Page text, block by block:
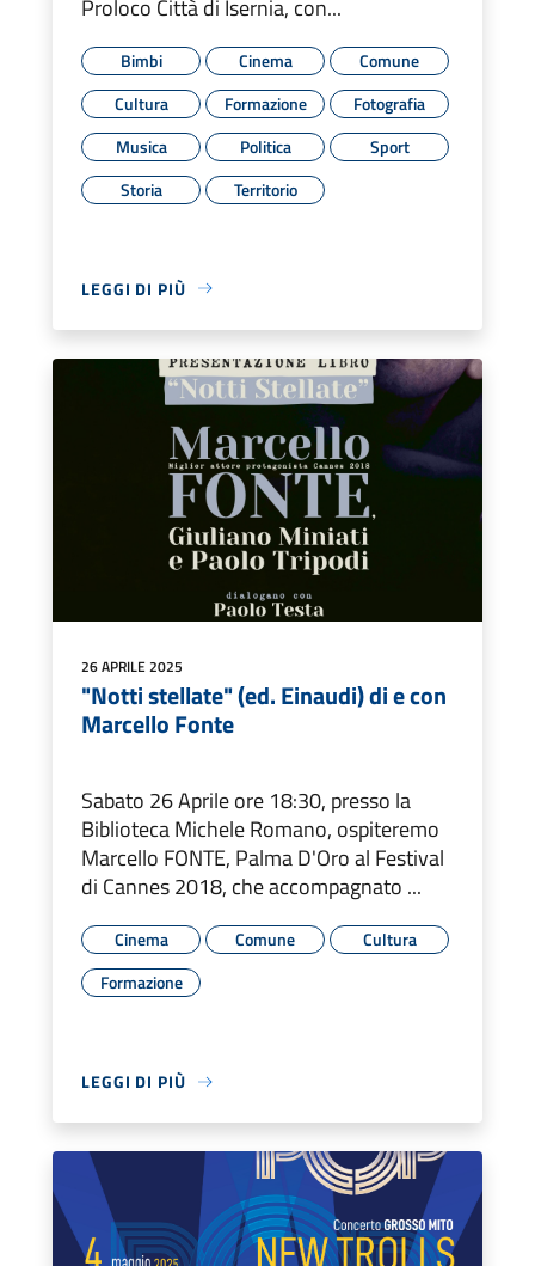
Proloco Città di Isernia, con...
Bimbi Cinema
Comune
Cultura
Formazione
Fotografia
Musica
Politica
Sport
Storia
Territorio
LEGGI DI PIÙ
26 APRILE 2025
"Notti stellate" (ed. Einaudi) di e con
Marcello Fonte
Sabato 26 Aprile ore 18:30, presso la
Biblioteca Michele Romano, ospiteremo
Marcello FONTE, Palma D'Oro al Festival
di Cannes 2018, che accompagnato ...
Cinema Comune
Cultura
Formazione
LEGGI DI PIÙ